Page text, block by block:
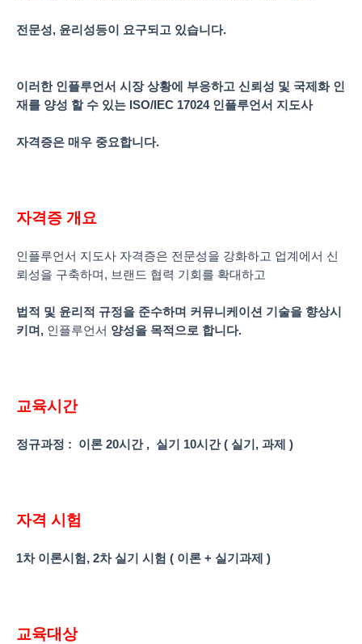
전문성, 윤리성등이 요구되고 있습니다.
이러한 인플루언서 시장 상황에 부응하고 신뢰성 및 국제화 인
재를 양성 할 수 있는 ISO/IEC 17024 인플루언서 지도사
자격증은 매우 중요합니다.
자격증 개요
인플루언서 지도사 자격증은 전문성을 강화하고 업계에서 신
뢰성을 구축하며, 브랜드 협력 기회를 확대하고
법적 및 윤리적 규정을 준수하며 커뮤니케이션 기술을 향상시
키며, 인플루언서 양성을 목적으로 합니다.
교육시간
정규과정 : 이론 20시간 , 실기 10시간 ( 실기, 과제 )
자격 시험
1차 이론시험, 2차 실기 시험 ( 이론 + 실기과제 )
교육대상